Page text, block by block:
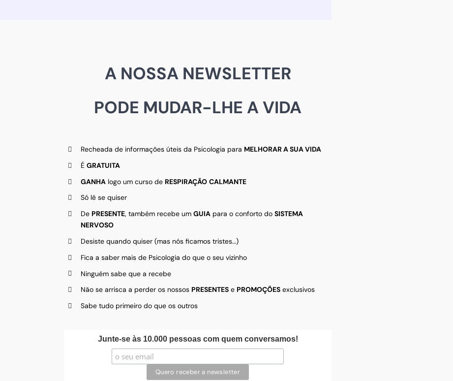
A NOSSA NEWSLETTER
PODE MUDAR-LHE A VIDA
Recheada de informações úteis da Psicologia para MELHORAR A SUA VIDA
É GRATUITA
GANHAlogo um curso de RESPIRAÇÃO CALMANTE
Só lê se quiser
De PRESENTE, também recebe um GUIApara o conforto do SISTEMA
NERVOSO
Desiste quando quiser (mas nós ficamos tristes…)
Fica a saber mais de Psicologia do que o seu vizinho
Ninguém sabe que a recebe
Não se arrisca a perder os nossos PRESENTESe PROMOÇÕESexclusivos
Sabe tudo primeiro do que os outros
Junte-se às 10.000 pessoas com quem conversamos!